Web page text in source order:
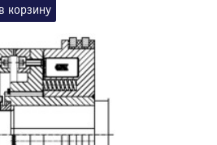
в корзину